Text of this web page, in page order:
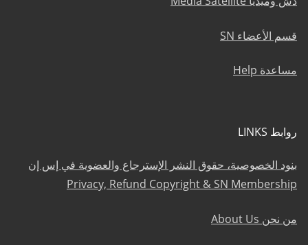
قسم الأعضاء SN
مساعدة Help
روابط LINKS
بنود الخصوصية، حقوق النشر الإسترجاع والعضوية في إس إن
Privacy, Refund Copyright & SN Membership
من نحن About Us